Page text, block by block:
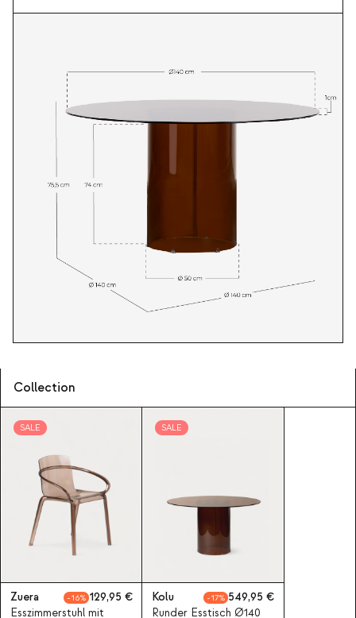
Collection
SALE
Zuera 16
129,95
Esszimmerstuhl mit
SALE
Kolu 17
549,95
Runder Esstisch Ø140